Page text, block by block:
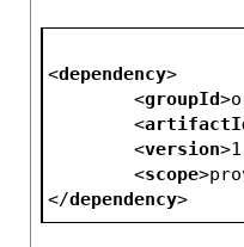
<dependency>
<groupId>
<
<version>
<scope>
</dependency>